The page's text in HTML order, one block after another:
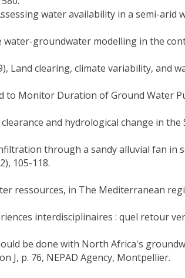
water availability in a semi-
water-groundwater modelling in the
Land clearing, climate variability, and
to Monitor Duration of Ground Water
and hydrological change in
infiltration through a sandy alluvial fan
105-118.
ressources, in The Mediterranean
interdisciplinaires : quel retour
be done with North Africa's
J, p. 76, NEPAD Agency, Montpellier.